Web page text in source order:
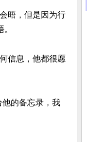
晤，但是因为行
信息，他都很愿
的备忘录，我